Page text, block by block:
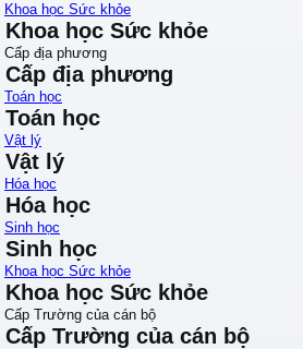
Khoa học Sức khỏe
Khoa học Sức khỏe
Cấp địa phương
Cấp địa phương
Toán học
Toán học
Vật lý
Vật lý
Hóa học
Hóa học
Sinh học
Sinh học
Khoa học Sức khỏe
Khoa học Sức khỏe
Cấp Trường của cán bộ
Cấp Trường của cán bộ